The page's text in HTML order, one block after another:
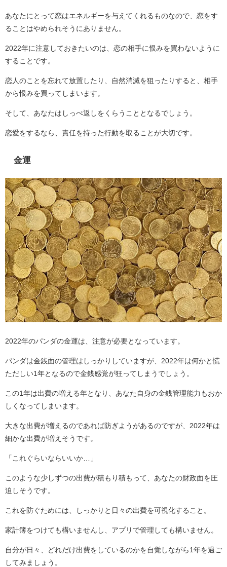
あなたにとって恋はエネルギーを与えてくれるものなので、恋をす
ることはやめられそうにありません。
2022年に注意しておきたいのは、恋の相手に恨みを買わないように
することです。
恋人のことを忘れて放置したり、自然消滅を狙ったりすると、相手
から恨みを買ってしまいます。
そして、あなたはしっぺ返しをくらうこととなるでしょう。
恋愛をするなら、責任を持った行動を取ることが大切です。
金運
2022年のパンダの金運は、注意が必要となっています。
パンダは金銭面の管理はしっかりしていますが、2022年は何かと慌
ただしい1年となるので金銭感覚が狂ってしまうでしょう。
この1年は出費の増える年となり、あなた自身の金銭管理能力もおか
しくなってしまいます。
大きな出費が増えるのであれば防ぎようがあるのですが、2022年は
細かな出費が増えそうです。
「これぐらいならいいか…」
このような少しずつの出費が積もり積もって、あなたの財政面を圧
迫しそうです。
これを防ぐためには、しっかりと日々の出費を可視化すること。
家計簿をつけても構いませんし、アプリで管理しても構いません。
自分が日々、どれだけ出費をしているのかを自覚しながら1年を過ご
してみましょう。